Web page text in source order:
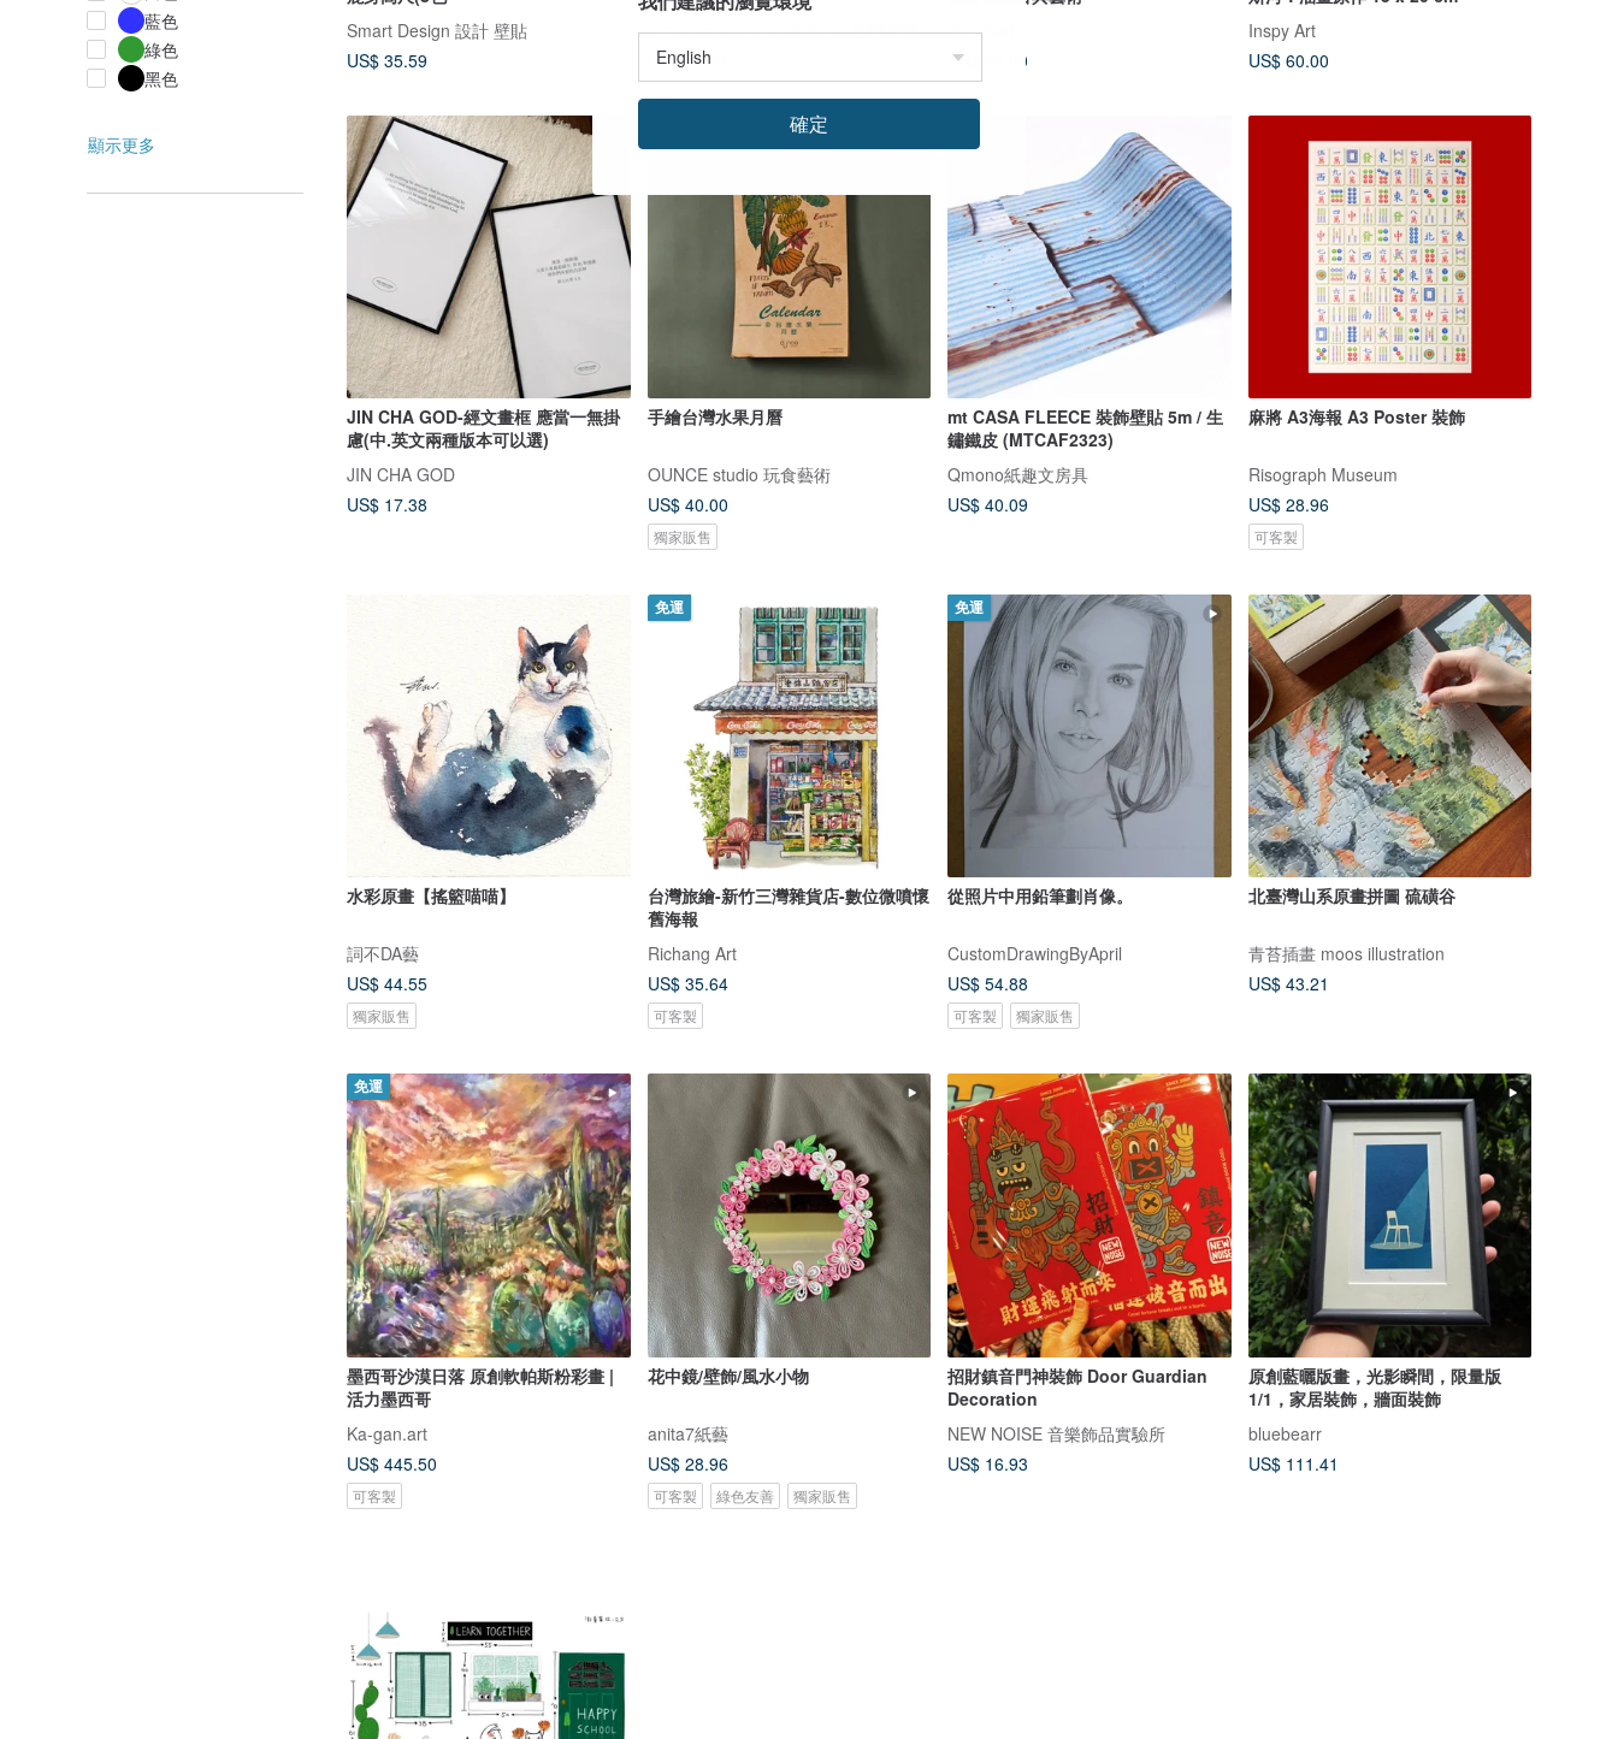
藍色
綠色
黑色
顯示更多
Smart Design 設計 壁貼
US$ 35.59
Istituto Fotocromo Italiano 台灣代理
US$ 25.84
daashart
US$ 62.00
Inspy Art
US$ 60.00
JIN CHA GOD-經文畫框 應當一無掛
慮(中.英文兩種版本可以選)
JIN CHA GOD
US$ 17.38
手繪台灣水果月曆
OUNCE studio 玩食藝術
US$ 40.00
獨家販售
mt CASA FLEECE 裝飾壁貼 5m / 生
鏽鐵皮 (MTCAF2323)
Qmono紙趣文房具
US$ 40.09
麻將 A3海報 A3 Poster 裝飾
Risograph Museum
US$ 28.96
可客製
水彩原畫【搖籃喵喵】
詞不DA藝
US$ 44.55
獨家販售
免運
台灣旅繪-新竹三灣雜貨店-數位微噴懷
舊海報
Richang Art
US$ 35.64
可客製
免運
從照片中用鉛筆劃肖像。
CustomDrawingByApril
US$ 54.88
可客製 獨家販售
北臺灣山系原畫拼圖 硫磺谷
青苔插畫 moos illustration
US$ 43.21
免運
墨西哥沙漠日落 原創軟帕斯粉彩畫 |
活力墨西哥
Ka-gan.art
US$ 445.50
可客製
花中鏡/壁飾/風水小物
anita7紙藝
US$ 28.96
可客製 綠色友善 獨家販售
招財鎮音門神裝飾 Door Guardian
Decoration
NEW NOISE 音樂飾品實驗所
US$ 16.93
原創藍曬版畫，光影瞬間，限量版
1/1，家居裝飾，牆面裝飾
bluebearr
US$ 111.41
確定